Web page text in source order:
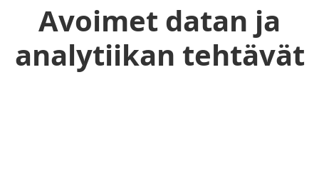
Avoimet datan ja
analytiikan tehtävät